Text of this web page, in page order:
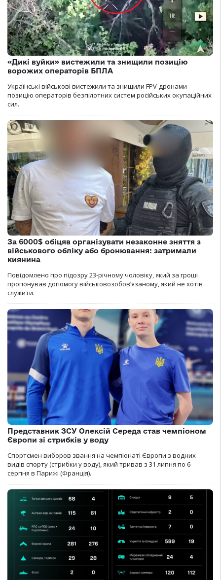
«Дикі вуйки» вистежили та знищили позицію
ворожих операторів БПЛА
Українські військові вистежили та знищили FPV-дронами
позицію операторів безпілотних систем російських окупаційних
сил.
За 6000$ обіцяв організувати незаконне зняття з
військового обліку або бронювання: затримали
киянина
Повідомлено про підозру 23-річному чоловіку, який за гроші
пропонував допомогу військовозобов’язаному, який не хотів
служити.
Представник ЗСУ Олексій Середа став чемпіоном
Європи зі стрибків у воду
Спортсмен виборов звання на чемпіонаті Європи з водних
видів спорту (стрибки у воду), який тривав з 31 липня по 6
серпня в Парижі (Франція).